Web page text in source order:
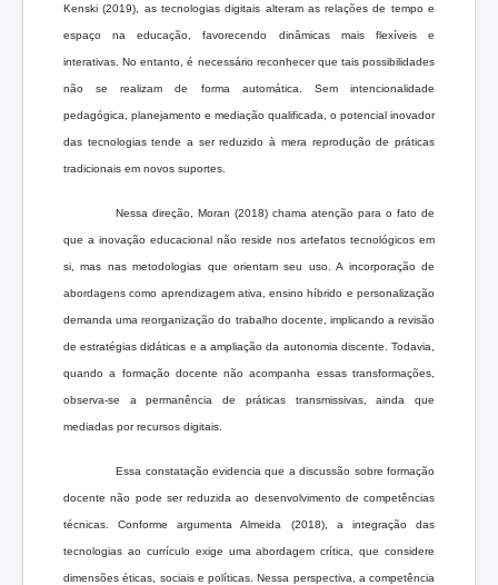
Kenski (2019), as tecnologias digitais alteram as relações de tempo e
espaço na educação, favorecendo dinâmicas mais flexíveis e
interativas. No entanto, é necessário reconhecer que tais possibilidades
não se realizam de forma automática. Sem intencionalidade
pedagógica, planejamento e mediação qualificada, o potencial inovador
das tecnologias tende a ser reduzido à mera reprodução de práticas
tradicionais em novos suportes.
Nessa direção, Moran (2018) chama atenção para o fato de
que a inovação educacional não reside nos artefatos tecnológicos em
si, mas nas metodologias que orientam seu uso. A incorporação de
abordagens como aprendizagem ativa, ensino híbrido e personalização
demanda uma reorganização do trabalho docente, implicando a revisão
de estratégias didáticas e a ampliação da autonomia discente. Todavia,
quando a formação docente não acompanha essas transformações,
observa-se a permanência de práticas transmissivas, ainda que
mediadas por recursos digitais.
Essa constatação evidencia que a discussão sobre formação
docente não pode ser reduzida ao desenvolvimento de competências
técnicas. Conforme argumenta Almeida (2018), a integração das
tecnologias ao currículo exige uma abordagem crítica, que considere
dimensões éticas, sociais e políticas. Nessa perspectiva, a competência